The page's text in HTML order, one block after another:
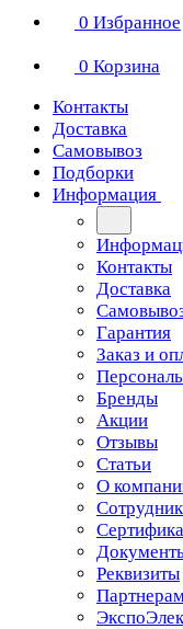
0 Избранное
0 Корзина
Контакты
Доставка
Самовывоз
Подборки
Информация
Контакты
Доставка
Гарантия
Заказ и
Бренды
Акции
Отзывы
Статьи
О
Реквизиты